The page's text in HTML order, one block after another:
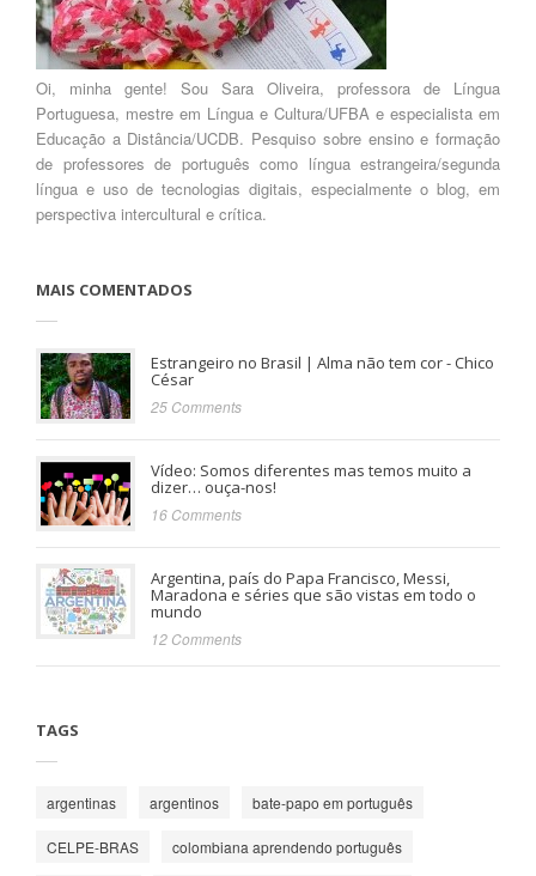
Oi, minha gente! Sou Sara Oliveira, professora de Língua
Portuguesa, mestre em Língua e Cultura/UFBA e especialista em
Educação a Distância/UCDB. Pesquiso sobre ensino e formação
de professores de português como língua estrangeira/segunda
língua e uso de tecnologias digitais, especialmente o blog, em
perspectiva intercultural e crítica.
MAIS COMENTADOS
Estrangeiro no Brasil | Alma não tem cor - Chico
César
25 Comments
Vídeo: Somos diferentes mas temos muito a
dizer… ouça-nos!
16 Comments
Argentina, país do Papa Francisco, Messi,
Maradona e séries que são vistas em todo o
mundo
12 Comments
TAGS
argentinas argentinos bate-papo em português
CELPE-BRAS colombiana aprendendo português